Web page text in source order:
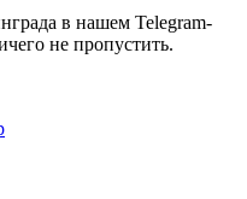
в нашем Telegram-
не пропустить.